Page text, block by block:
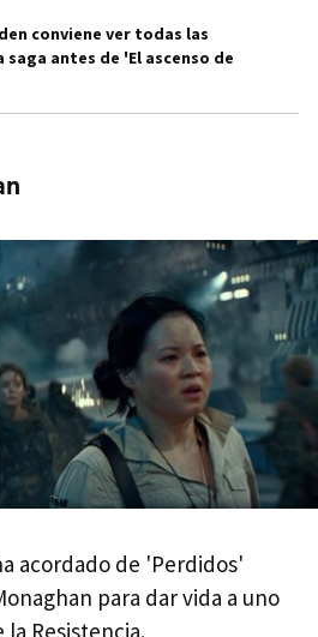
conviene ver todas las
saga antes de 'El ascenso de
acordado de 'Perdidos'
para dar vida a uno